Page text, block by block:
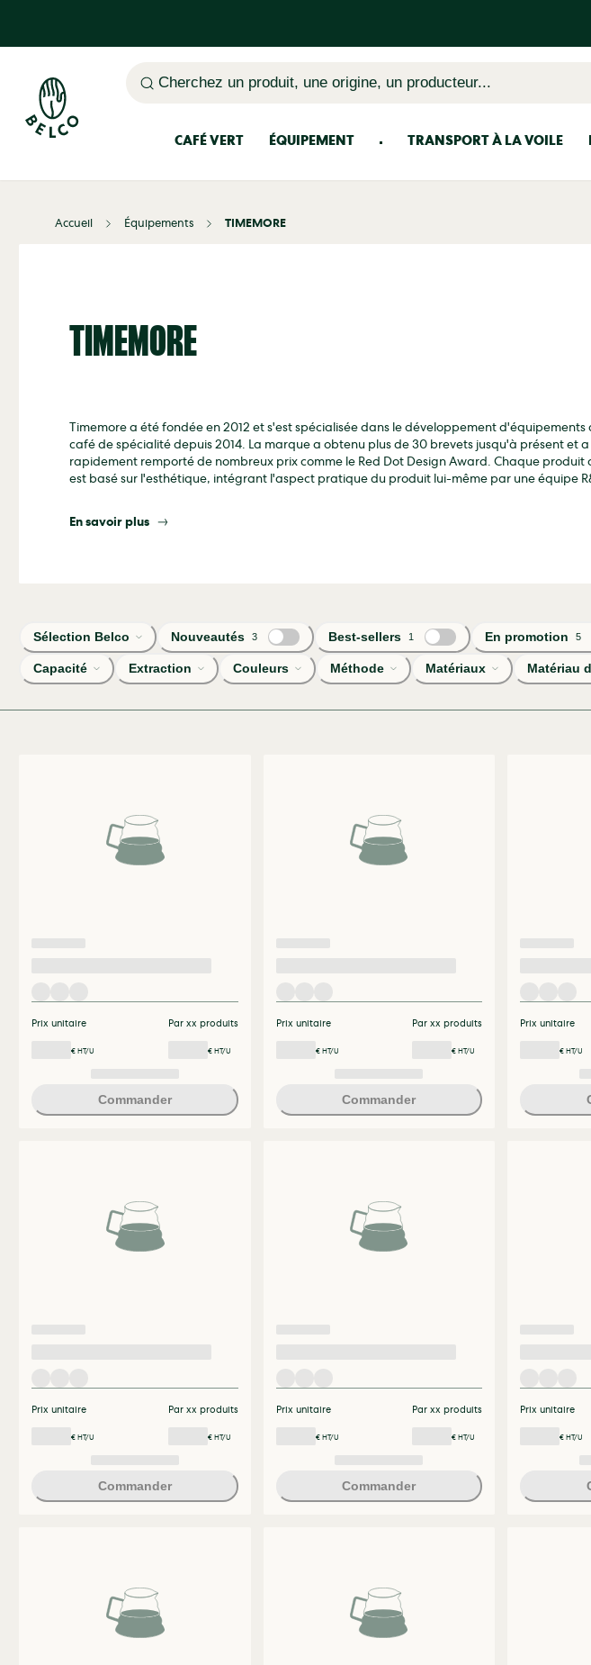
Cherchez un produit, une origine, un producteur...
CAFÉ VERT ÉQUIPEMENT TRANSPORT À LA VOILE
Accueil Équipements TIMEMORE
TIMEMORE
Timemore a été fondée en 2012 et s'est spécialisée dans le développement d'équipements
café de spécialité depuis 2014. La marque a obtenu plus de 30 brevets jusqu'à présent et a
rapidement remporté de nombreux prix comme le Red Dot Design Award. Chaque produit
est basé sur l'esthétique, intégrant l'aspect pratique du produit lui-même par une équipe
marketing et commerciale internationale.
En savoir plus
Sélection Belco Nouveautés 3 Best-sellers 1 En promotion 5
Capacité Extraction Couleurs Méthode Matériaux Matériau
Prix unitaire
€ HT/U
Par xx produits
€ HT/U
Commander
Prix unitaire
€ HT/U
Par xx produits
€ HT/U
Commander
Prix unitaire
€ HT/U
Prix unitaire
€ HT/U
Par xx produits
€ HT/U
Commander
Prix unitaire
€ HT/U
Par xx produits
€ HT/U
Commander
Prix unitaire
€ HT/U